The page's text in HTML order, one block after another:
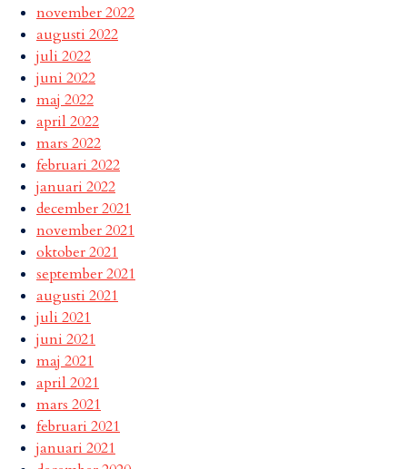
november 2022
augusti 2022
juli 2022
juni 2022
maj 2022
april 2022
mars 2022
februari 2022
januari 2022
december 2021
november 2021
oktober 2021
september 2021
augusti 2021
juli 2021
juni 2021
maj 2021
april 2021
mars 2021
februari 2021
januari 2021